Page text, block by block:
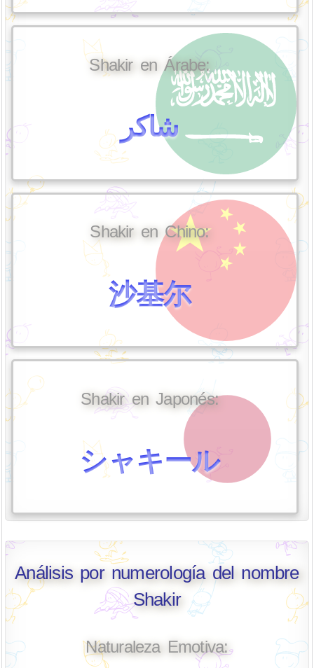
Shakir en Árabe:
شاكر
Shakir en Chino:
沙基尔
Shakir en Japonés:
シャキール
Análisis por numerología del nombre
Shakir
Naturaleza Emotiva: